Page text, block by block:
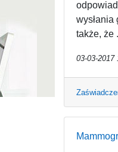
wysłania
także, że
03-03-2017